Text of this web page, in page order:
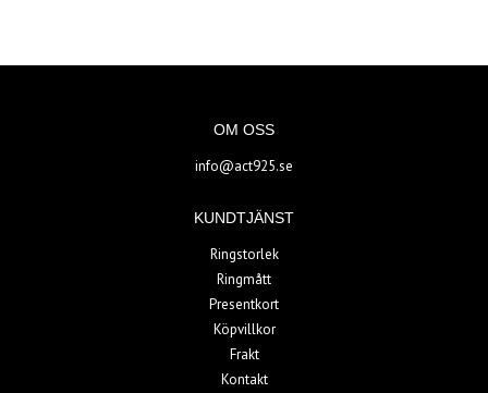
OM OSS
info@act925.se
KUNDTJÄNST
Ringstorlek
Ringmått
Presentkort
Köpvillkor
Frakt
Kontakt